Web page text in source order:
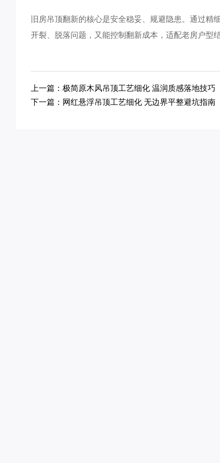
旧房吊顶翻新的核心是安全稳妥、规避隐患。通过精
开裂、脱落问题，又能控制翻新成本，适配老房户型
上一篇：极简原木风吊顶工艺细化 温润质感落地技巧
下一篇：网红悬浮吊顶工艺细化 无边界平整避坑指南